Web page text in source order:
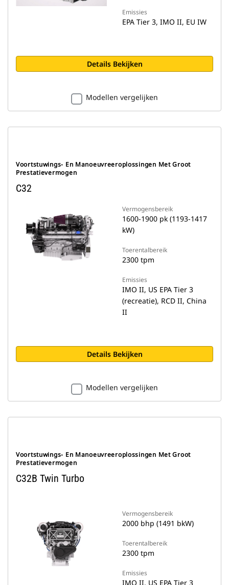
Emissies
EPA Tier 3, IMO II, EU IW
Details Bekijken
Modellen vergelijken
Voortstuwings- En Manoeuvreeroplossingen Met Groot
Prestatievermogen
C32
Vermogensbereik
1600-1900 pk (1193-1417
kW)
Toerentalbereik
2300 tpm
Emissies
IMO II, US EPA Tier 3
(recreatie), RCD II, China
II
Details Bekijken
Modellen vergelijken
Voortstuwings- En Manoeuvreeroplossingen Met Groot
Prestatievermogen
C32B Twin Turbo
Vermogensbereik
2000 bhp (1491 bkW)
Toerentalbereik
2300 tpm
Emissies
IMO II, US EPA Tier 3